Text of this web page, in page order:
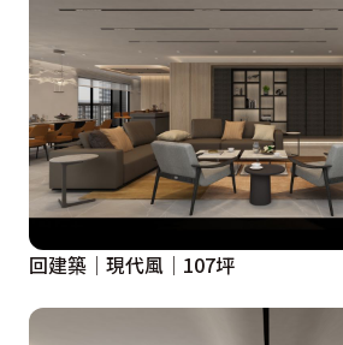
回建築│現代風│107坪